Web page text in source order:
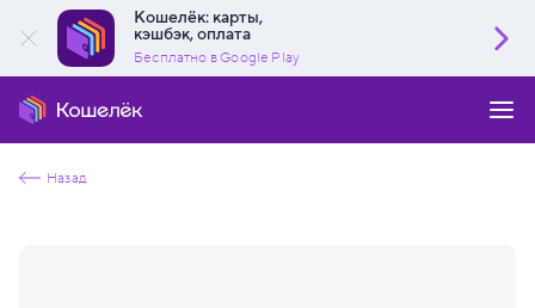
Кошелёк: карты,
кэшбэк, оплата
Бесплатно в Google Play
Назад